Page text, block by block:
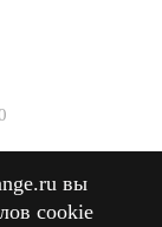
вы
cookie
вы
cookie